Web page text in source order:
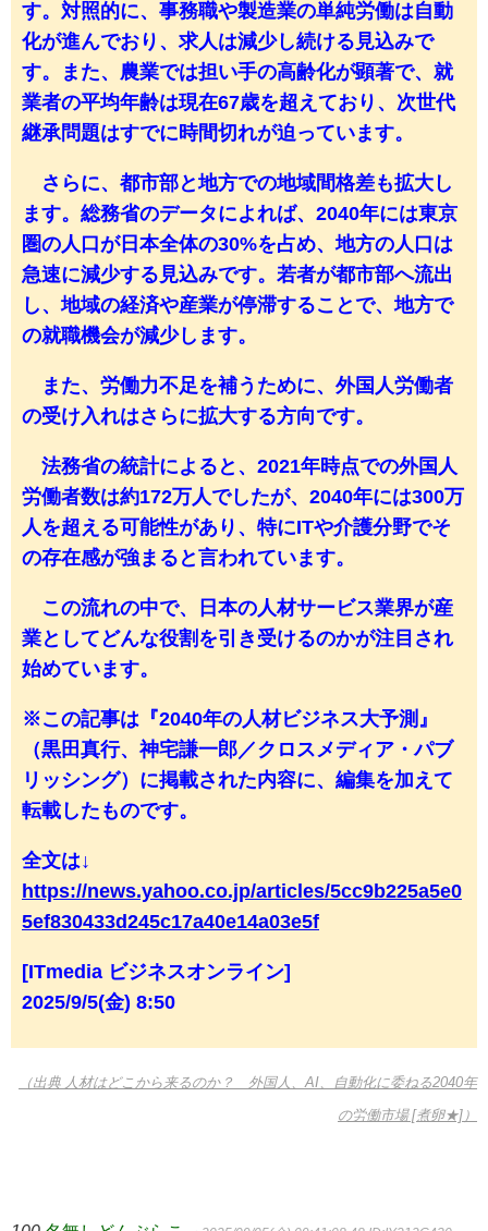
す。対照的に、事務職や製造業の単純労働は自動
化が進んでおり、求人は減少し続ける見込みで
す。また、農業では担い手の高齢化が顕著で、就
業者の平均年齢は現在67歳を超えており、次世代
継承問題はすでに時間切れが迫っています。
さらに、都市部と地方での地域間格差も拡大し
ます。総務省のデータによれば、2040年には東京
圏の人口が日本全体の30%を占め、地方の人口は
急速に減少する見込みです。若者が都市部へ流出
し、地域の経済や産業が停滞することで、地方で
の就職機会が減少します。
また、労働力不足を補うために、外国人労働者
の受け入れはさらに拡大する方向です。
法務省の統計によると、2021年時点での外国人
労働者数は約172万人でしたが、2040年には300万
人を超える可能性があり、特にITや介護分野でそ
の存在感が強まると言われています。
この流れの中で、日本の人材サービス業界が産
業としてどんな役割を引き受けるのかが注目され
始めています。
※この記事は『2040年の人材ビジネス大予測』
（黒田真行、神宅謙一郎／クロスメディア・パブ
リッシング）に掲載された内容に、編集を加えて
転載したものです。
全文は↓
https://news.yahoo.co.jp/articles/5cc9b225a5e0
5ef830433d245c17a40e14a03e5f
[ITmedia ビジネスオンライン]
2025/9/5(金) 8:50
（出典 人材はどこから来るのか？ 外国人、AI、自動化に委ねる2040年
の労働市場 [煮卵★]）